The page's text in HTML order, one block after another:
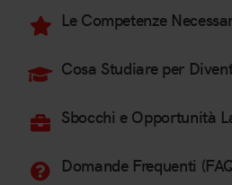
Le Competenze
Cosa Studiare per
Sbocchi e Opportunità
Domande Frequenti